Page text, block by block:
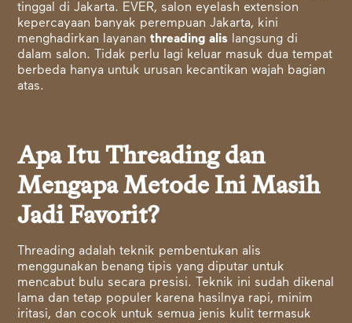
tinggal di Jakarta. EVER, salon eyelash extension
kepercayaan banyak perempuan Jakarta, kini
menghadirkan layananthreading alis langsung di
dalam salon. Tidak perlu lagi keluar masuk dua tempat
berbeda hanya untuk urusan kecantikan wajah bagian
atas.
Apa Itu Threading dan
Mengapa Metode Ini Masih
Jadi Favorit?
Threading adalah teknik pembentukan alis
menggunakan benang tipis yang diputar untuk
mencabut bulu secara presisi. Teknik ini sudah dikenal
lama dan tetap populer karena hasilnya rapi, minim
iritasi, dan cocok untuk semua jenis kulit termasuk